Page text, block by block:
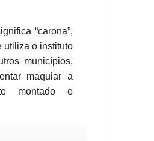
“carona”,
utiliza o instituto
municípios,
maquiar a
montado e